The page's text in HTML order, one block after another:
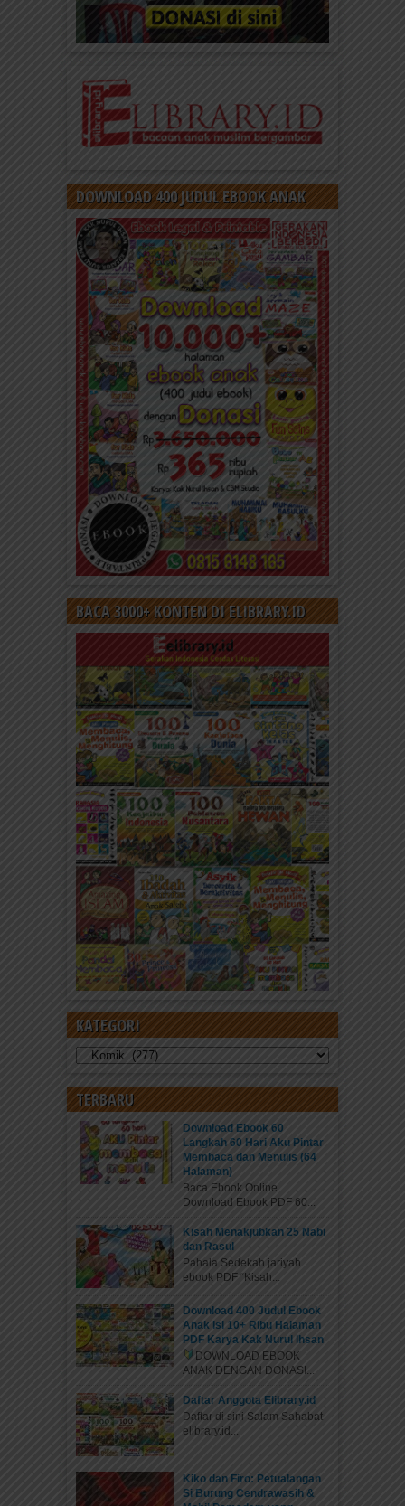
DOWNLOAD 400 JUDUL EBOOK ANAK
BACA 3000+ KONTEN DI ELIBRARY.ID
KATEGORI
Kategori
TERBARU
Download Ebook 60
Langkah 60 Hari Aku Pintar
Membaca dan Menulis (64
Halaman)
Baca Ebook Online
Download Ebook PDF 60...
Kisah Menakjubkan 25 Nabi
dan Rasul
Pahala Sedekah jariyah
ebook PDF “Kisah...
Download 400 Judul Ebook
Anak Isi 10+ Ribu Halaman
PDF Karya Kak Nurul Ihsan
DOWNLOAD EBOOK
ANAK DENGAN DONASI...
Daftar Anggota Elibrary.id
Daftar di sini Salam Sahabat
elibrary.id...
Kiko dan Firo: Petualangan
Si Burung Cendrawasih &